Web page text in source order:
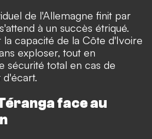
de l'Allemagne finit par
à un succès étriqué.
capacité de la Côte d'Ivoire
exploser, tout en
sécurité total en cas de
d'écart.
face au